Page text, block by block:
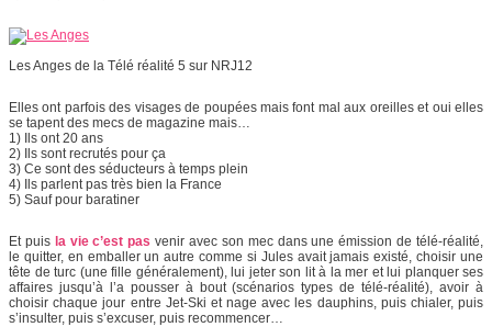
Les Anges de la Télé réalité 5 sur NRJ12
Elles ont parfois des visages de poupées mais font mal aux oreilles et oui elles
se tapent des mecs de magazine mais…
1) Ils ont 20 ans
2) Ils sont recrutés pour ça
3) Ce sont des séducteurs à temps plein
4) Ils parlent pas très bien la France
5) Sauf pour baratiner
Et puisla vie c’est pas venir avec son mec dans une émission de télé-réalité,
le quitter, en emballer un autre comme si Jules avait jamais existé, choisir une
tête de turc (une fille généralement), lui jeter son lit à la mer et lui planquer ses
affaires jusqu’à l’a pousser à bout (scénarios types de télé-réalité), avoir à
choisir chaque jour entre Jet-Ski et nage avec les dauphins, puis chialer, puis
s’insulter, puis s’excuser, puis recommencer…